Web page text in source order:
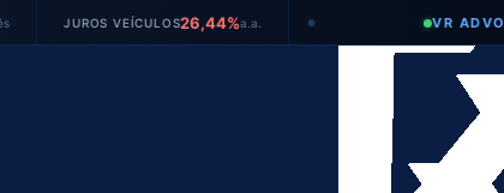
JUROS VEÍCULOS26,44%a.a. ● VR ADVOGADOS